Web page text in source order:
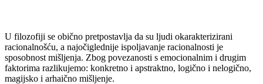
U filozofiji se obično pretpostavlja da su ljudi okarakterizirani
racionalnošću, a najočiglednije ispoljavanje racionalnosti je
sposobnost mišljenja. Zbog povezanosti s emocionalnim i drugim
faktorima razlikujemo: konkretno i apstraktno, logično i nelogično,
magijsko i arhaično mišljenje.